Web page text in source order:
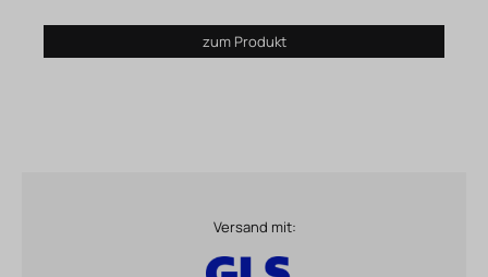
zum Produkt
Versand mit: